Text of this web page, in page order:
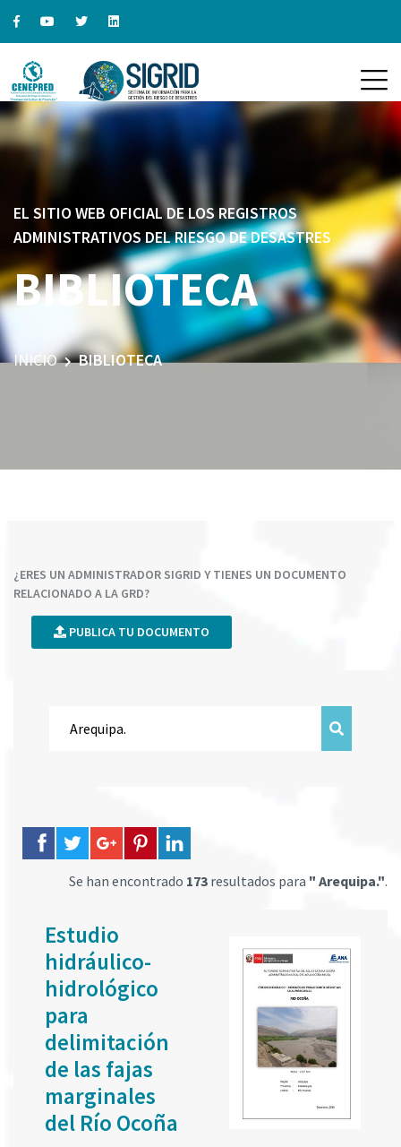
EL SITIO WEB OFICIAL DE LOS REGISTROS
ADMINISTRATIVOS DEL RIESGO DE DESASTRES
BIBLIOTECA
INICIO BIBLIOTECA
¿ERES UN ADMINISTRADOR SIGRID Y TIENES UN DOCUMENTO
RELACIONADO A LA GRD?
PUBLICA TU DOCUMENTO
Se han encontrado 173 resultados para " Arequipa.".
Estudio
hidráulico-
hidrológico
para
delimitación
de las fajas
marginales
del Río Ocoña